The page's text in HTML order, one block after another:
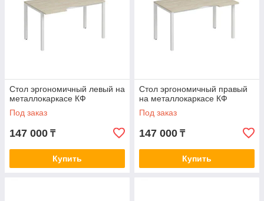
Стол эргономичный левый на
металлокаркасе КФ
Под заказ
147 000 ₸
Купить
Стол эргономичный правый
на металлокаркасе КФ
Под заказ
147 000 ₸
Купить